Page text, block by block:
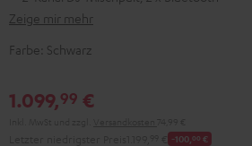
Zeige mir mehr
Farbe: Schwarz
1.099,99 €
-100,00 €